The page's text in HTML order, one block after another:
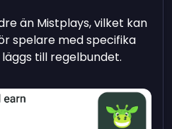
än Mistplays, vilket kan
spelare med specifika
till regelbundet.